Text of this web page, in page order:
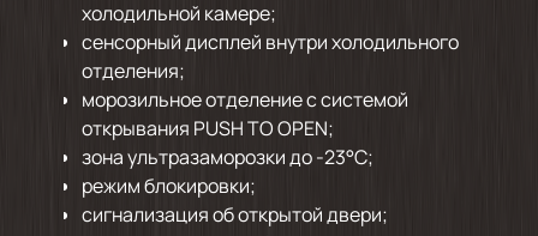
холодильной камере;
сенсорный дисплей внутри холодильного
отделения;
морозильное отделение с системой
открывания PUSH TO OPEN;
зона ультразаморозки до -23°C;
режим блокировки;
сигнализация об открытой двери;